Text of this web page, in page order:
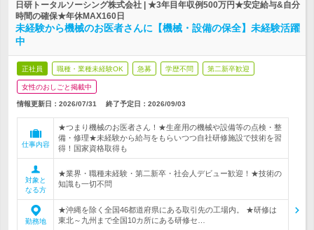
日研トータルソーシング株式会社 | ★3年目年収例500万円★安定給与&自分
時間の確保★年休MAX160日
未経験から機械のお医者さんに【機械・設備の保全】未経験活躍
中
正社員 職種・業種未経験OK 急募 学歴不問 第二新卒歓迎
女性のおしごと掲載中
情報更新日：2026/07/31 終了予定日： 2026/09/03
仕事内容
★つまり機械のお医者さん！★生産用の機械や設備等の点検・整
備・修理★未経験から給与をもらいつつ自社研修施設で技術を習
得！国家資格取得も
対象と
なる方
★業界・職種未経験・第二新卒・社会人デビュー歓迎！★技術の
知識も一切不問
勤務地
★沖縄を除く全国46都道府県にある取引先の工場内。 ★研修は
東北～九州まで全国10カ所にある研修セ…